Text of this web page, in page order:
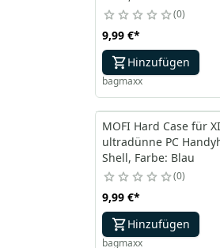
0
9,99 €*
Hinzufügen
bagmaxx
MOFI Hard Case für
ultradünne PC
Shell, Farbe: Blau
0
9,99 €*
Hinzufügen
bagmaxx